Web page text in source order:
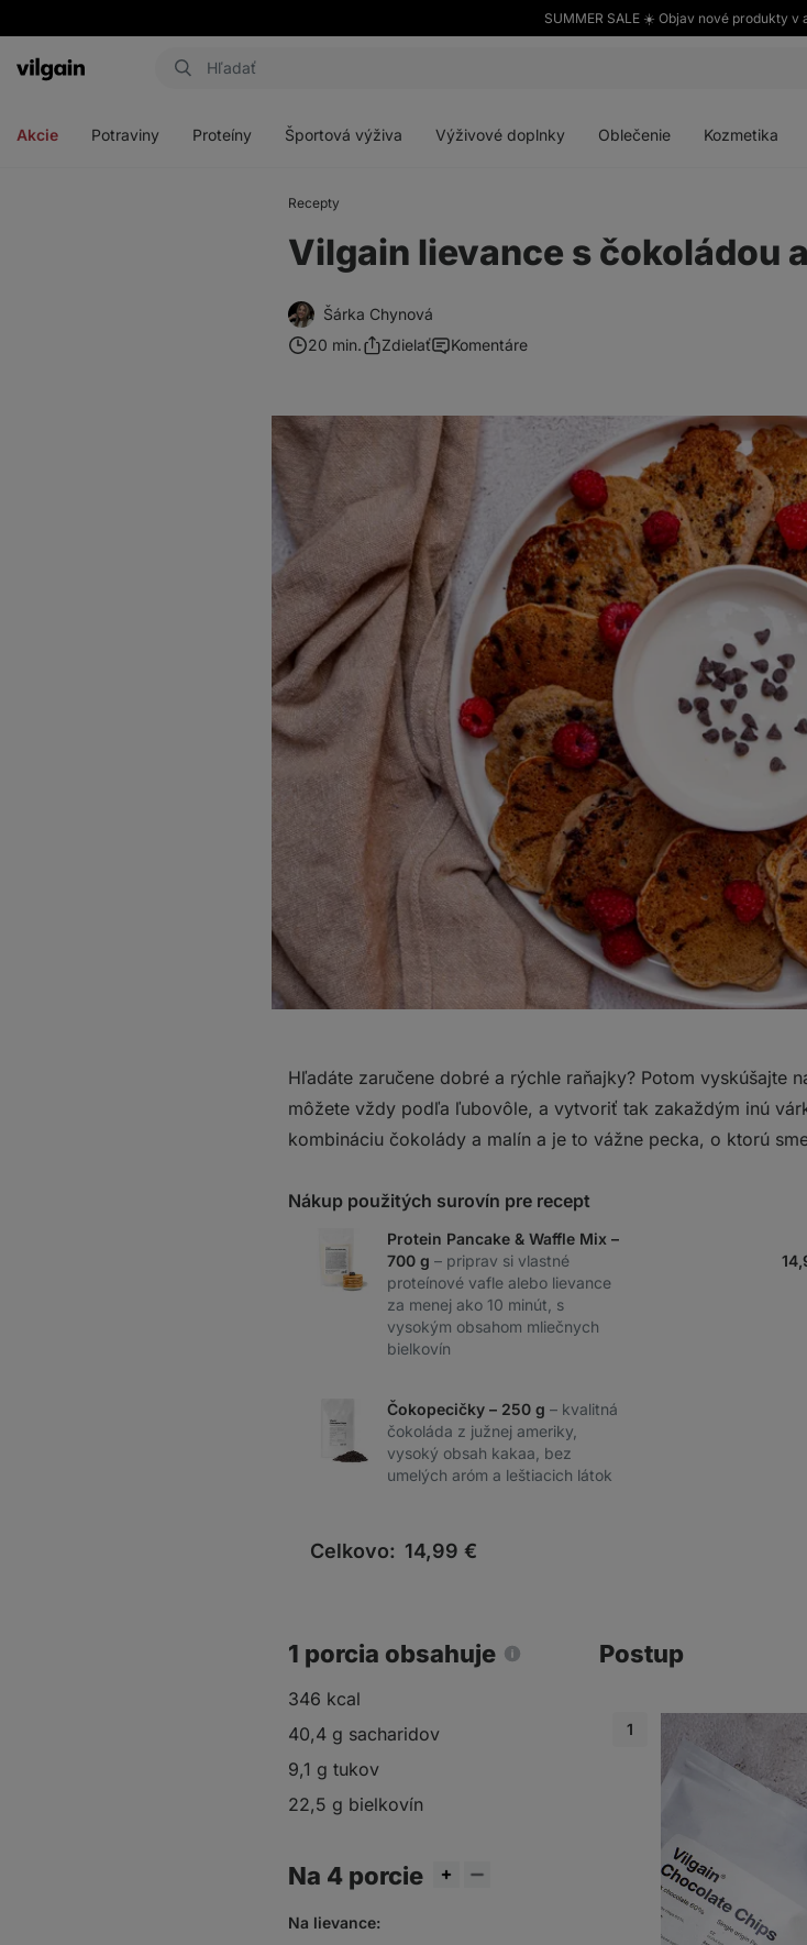
SUMMER SALE ☀️ Objav nové produkty v
Eshop
Akcie Potraviny Proteíny Športová výživa Výživové doplnky Oblečenie Kozmetika
Recepty
Vilgain lievance s čokoládou
Šárka Chynová
20 min.
Zdielať Komentáre
Hľadáte zaručene dobré a rýchle raňajky? Potom vyskúšajte
môžete vždy podľa ľubovôle, a vytvoriť tak zakaždým inú
kombináciu čokolády a malín a je to vážne pecka, o ktorú
Nákup použitých surovín pre recept
Protein Pancake & Waffle Mix –
700 g – priprav si vlastné
proteínové vafle alebo lievance
za menej ako 10 minút, s
vysokým obsahom mliečnych
bielkovín
Čokopecičky – 250 g – kvalitná
čokoláda z južnej ameriky,
vysoký obsah kakaa, bez
umelých aróm a leštiacich látok
Celkovo: 14,99 €
1 porcia obsahuje
346 kcal
40,4 g sacharidov
9,1 g tukov
22,5 g bielkovín
Na 4 porcie
Na lievance:
Postup